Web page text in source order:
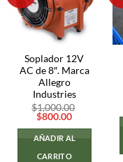
Soplador 12V
AC de 8″. Marca
Allegro
Industries
$1,000.00
El
precio
original
era:
$1,000.00.
$800.00El
actual
es:
AÑADIR AL
CARRITO